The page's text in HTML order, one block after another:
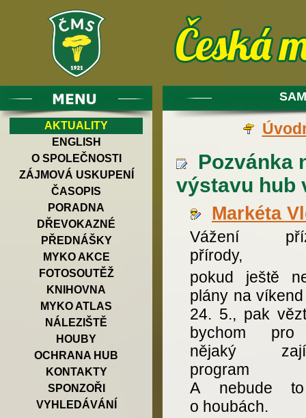
AKTUALITY
ENGLISH
O SPOLEČNOSTI
ZÁJMOVÁ USKUPENÍ
ČASOPIS
PORADNA
DŘEVOKAZNÉ
PŘEDNÁŠKY
MYKO AKCE
FOTOSOUTĚŽ
KNIHOVNA
MYKO ATLAS
NÁLEZIŠTĚ
HOUBY
OCHRANA HUB
KONTAKTY
SPONZOŘI
VYHLEDÁVÁNÍ
Pozvánka
výstavu hub
Markéta
Vážení
přírody,
pokud ještě
plány na
24. 5., pak
bychom
nějaký
program
A nebude
o houbách.